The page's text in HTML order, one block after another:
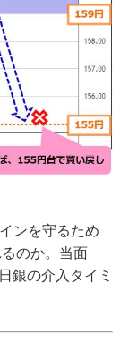
ンを守るため
のか。当面
銀の介入タイミ